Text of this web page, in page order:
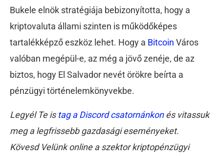
Bukele elnök stratégiája bebizonyította, hogy a
kriptovaluta állami szinten is működőképes
tartalékképző eszköz lehet. Hogy a Bitcoin Város
valóban megépül-e, az még a jövő zenéje, de az
biztos, hogy El Salvador nevét örökre beírta a
pénzügyi történelemkönyvekbe.
Legyél Te istag a Discord csatornánkonés vitassuk
meg a legfrissebb gazdasági eseményeket.
Kövesd Velünk online a szektor kriptopénzügyi